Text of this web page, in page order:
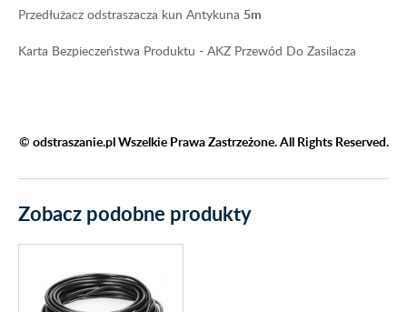
Przedłużacz odstraszacza kun Antykuna 5m
Karta Bezpieczeństwa Produktu - AKZ Przewód Do Zasilacza
© odstraszanie.pl Wszelkie Prawa Zastrzeżone. All Rights Reserved.
Zobacz podobne produkty